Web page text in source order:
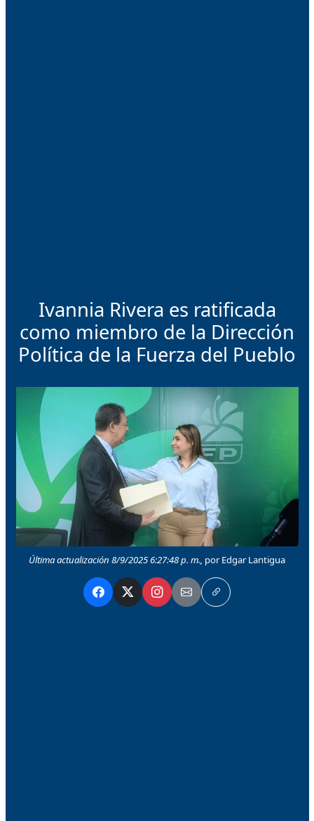
Ivannia Rivera es ratificada
como miembro de la Dirección
Política de la Fuerza del Pueblo
Última actualización 8/9/2025 6:27:48 p. m., por Edgar Lantigua